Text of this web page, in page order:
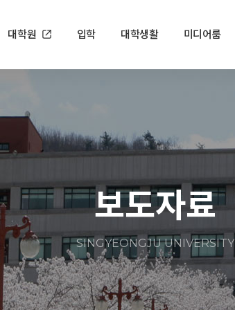
대학원 입학 대학생활 미디어룸
보도자료
SINGYEONGJU UNIVERSITY